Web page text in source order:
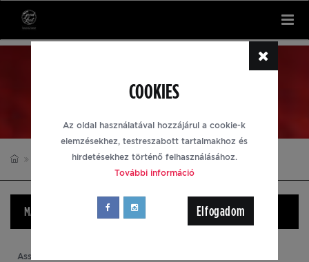
KULCSTARTÓK
KULCSTARTÓK SPYRO
MÁRKÁK
Assassin's Creed
COOKIES
Az oldal használatával hozzájárul a cookie-k
elemzésekhez, testreszabott tartalmakhoz és
hirdetésekhez történő felhasználásához.
További információ
Elfogadom